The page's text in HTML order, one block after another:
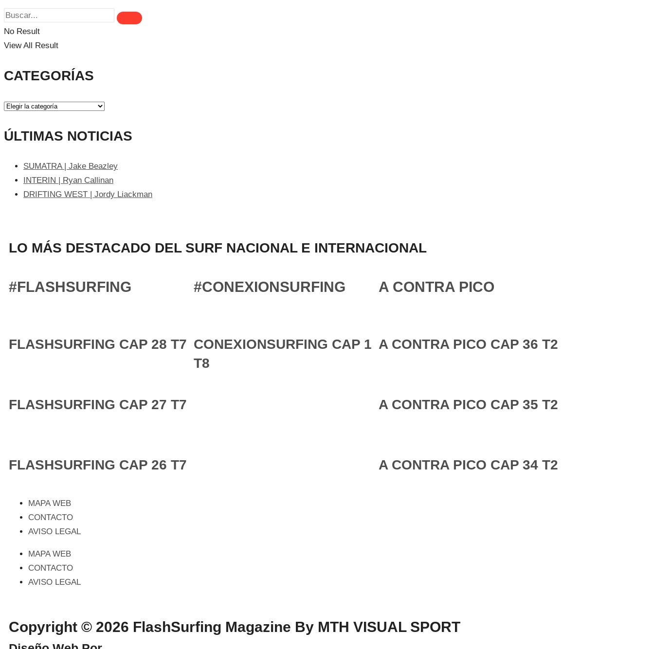
No Result
View All Result
CATEGORÍAS
ÚLTIMAS NOTICIAS
SUMATRA | Jake Beazley
INTERIN | Ryan Callinan
DRIFTING WEST | Jordy Liackman
LO MÁS DESTACADO DEL SURF NACIONAL E INTERNACIONAL
#FLASHSURFING
FLASHSURFING CAP 28 T7
FLASHSURFING CAP 27 T7
FLASHSURFING CAP 26 T7
#CONEXIONSURFING
CONEXIONSURFING CAP 1
T8
A CONTRA PICO
A CONTRA PICO CAP 36 T2
A CONTRA PICO CAP 35 T2
A CONTRA PICO CAP 34 T2
MAPA WEB
CONTACTO
AVISO LEGAL
MAPA WEB
CONTACTO
AVISO LEGAL
Copyright © 2026 FlashSurfing Magazine By MTH VISUAL SPORT